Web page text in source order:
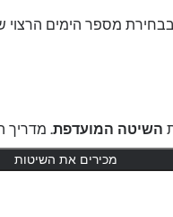
בבחירת מספר הימים הרצוי
השיטה המועדפת. מדריך
מכירים את השיטות